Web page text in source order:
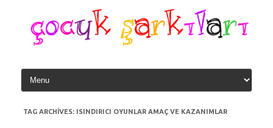
content
TAG ARCHIVES: ISINDIRICI OYUNLAR AMAÇ VE KAZANIMLAR